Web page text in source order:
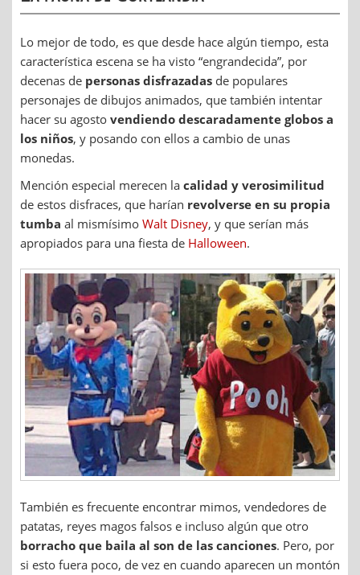
Lo mejor de todo, es que desde hace algún tiempo, esta
característica escena se ha visto “engrandecida”, por
decenas de personas disfrazadas de populares
personajes de dibujos animados, que también intentar
hacer su agosto vendiendo descaradamente globos a
los niños, y posando con ellos a cambio de unas
monedas.
Mención especial merecen la calidad y verosimilitud
de estos disfraces, que harían revolverse en su propia
tumba al mismísimo Walt Disney, y que serían más
apropiados para una fiesta de Halloween.
También es frecuente encontrar mimos, vendedores de
patatas, reyes magos falsos e incluso algún que otro
borracho que baila al son de las canciones. Pero, por
si esto fuera poco, de vez en cuando aparecen un montón